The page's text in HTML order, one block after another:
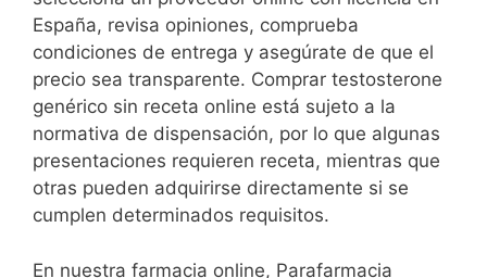
España, revisa opiniones, comprueba
condiciones de entrega y asegúrate de que el
precio sea transparente. Comprar testosterone
genérico sin receta online está sujeto a la
normativa de dispensación, por lo que algunas
presentaciones requieren receta, mientras que
otras pueden adquirirse directamente si se
cumplen determinados requisitos.
En nuestra farmacia online, Parafarmacia